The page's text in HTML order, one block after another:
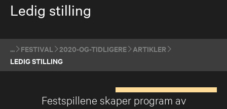
Ledig stilling
FESTIVAL 2020-OG-TIDLIGERE
ARTIKLER
LEDIG STILLING
Festspillene skaper program av